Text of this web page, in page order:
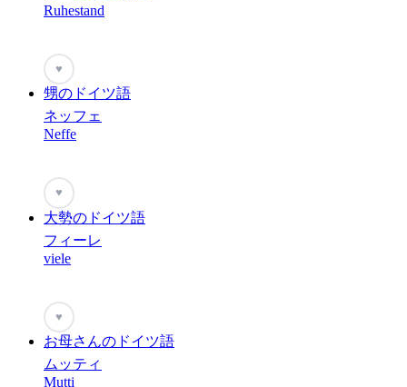
Ruhestand
♥
甥のドイツ語
ネッフェ
Neffe
♥
大勢のドイツ語
フィーレ
viele
♥
お母さんのドイツ語
ムッティ
Mutti